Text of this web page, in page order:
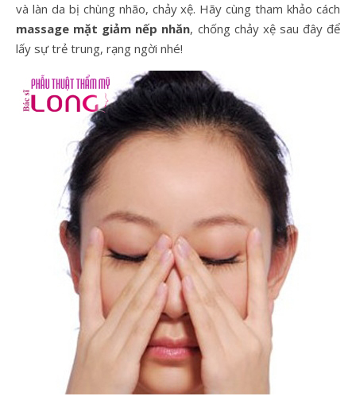
và làn da bị chùng nhão, chảy xệ. Hãy cùng tham khảo cách
massage mặt giảm nếp nhăn, chống chảy xệ sau đây để
lấy sự trẻ trung, rạng ngời nhé!